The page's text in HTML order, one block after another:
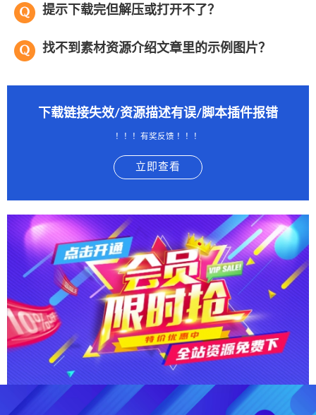
提示下载完但解压或打开不了？
找不到素材资源介绍文章里的示例图片？
下载链接失效/资源描述有误/脚本插件报错
！！！有奖反馈 ！！！
立即查看